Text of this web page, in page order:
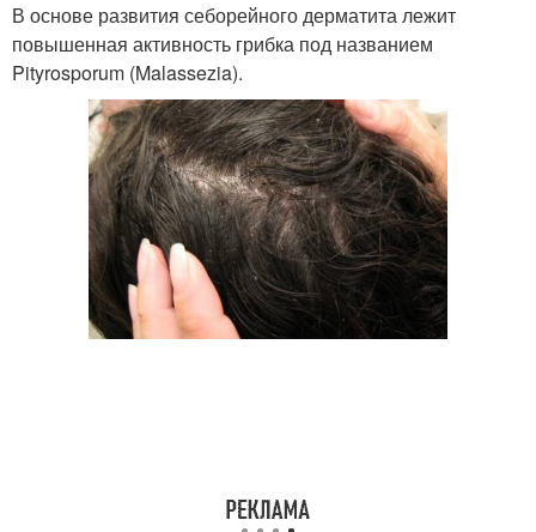
В основе развития себорейного дерматита лежит
повышенная активность грибка под названием
Pityrosporum (Malassezia).